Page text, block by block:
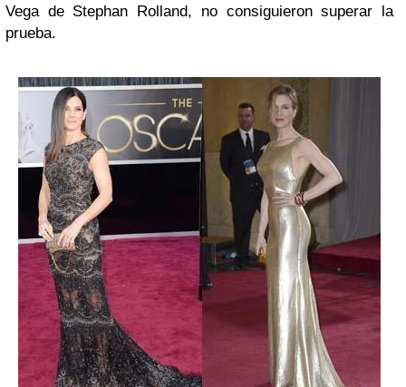
Vega de Stephan Rolland, no consiguieron superar la
prueba.